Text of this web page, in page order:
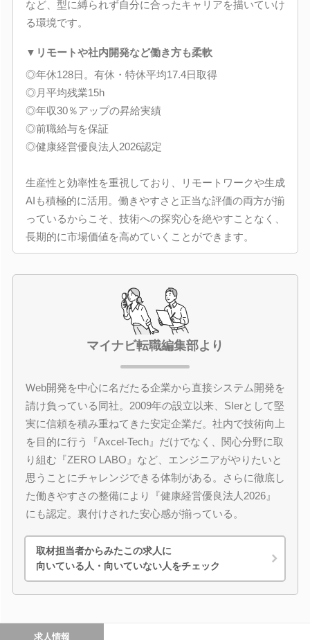
など、型に縛られず自分に合ったキャリアを描いていけ
る環境です。
▼リモートや社内開発など働き方も柔軟
◎年休128日。有休・特休平均17.4日取得
◎月平均残業15h
◎年収30％アップの昇給実績
◎前職給与を保証
◎健康経営優良法人2026認定
生産性と効率性を重視しており、リモートワークや生成
AIも積極的に活用。働きやすさと正当な評価の両方が揃
っているからこそ、技術への探究心を絶やすことなく、
長期的に市場価値を高めていくことができます。
マイナビ転職編集部より
Web開発を中心に名だたる企業から直接システム開発を
請け負っている同社。2009年の設立以来、SIerとして堅
実に信頼を積み重ねてきた安定企業だ。社内で技術向上
を目的に行う『Axcel-Tech』だけでなく、関心分野に取
り組む『ZERO LABO』など、エンジニアがやりたいと
思うことにチャレンジできる体制がある。さらに徹底し
た働きやすさの整備により『健康経営優良法人2026』
にも認定。裏付けされた安心感が揃っている。
取材担当者からみたこの求人に
向いている人・向いていない人をチェック
求人情報